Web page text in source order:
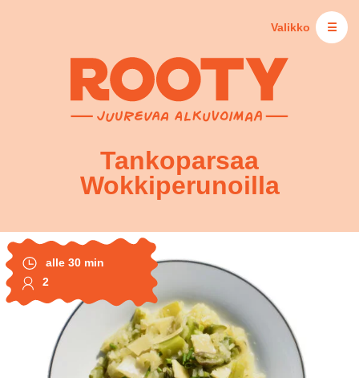
Valikko ☰
Tankoparsaa
Wokkiperunoilla
alle 30 min
2